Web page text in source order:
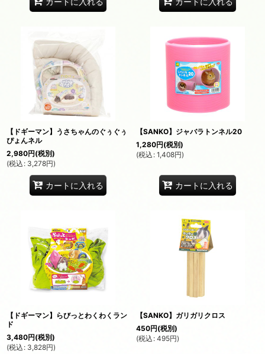
【ドギーマン】うさちゃんのぐぅぐぅ
ぴょんネル
2,980円(税別)
(税込 : 3,278円)
カートに入れる
【SANKO】ジャバラトンネル20
1,280円(税別)
(税込 : 1,408円)
カートに入れる
【ドギーマン】らびっとわくわくラン
ド
3,480円(税別)
(税込 : 3,828円)
【SANKO】ガリガリクロス
450円(税別)
(税込 : 495円)